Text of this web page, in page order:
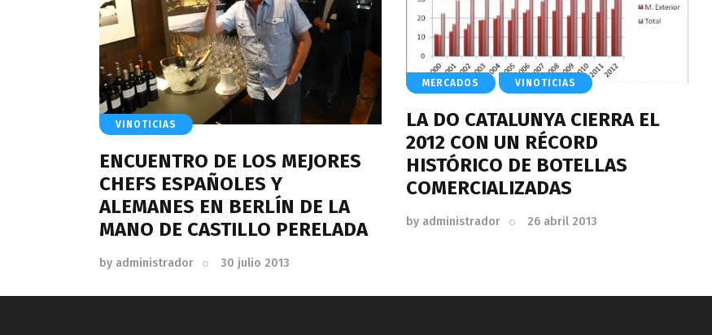
VINOTICIAS
ENCUENTRO DE LOS MEJORES
CHEFS ESPAÑOLES Y
ALEMANES EN BERLÍN DE LA
MANO DE CASTILLO PERELADA
by administrador 30 julio 2013
MERCADOS VINOTICIAS
LA DO CATALUNYA CIERRA EL
2012 CON UN RÉCORD
HISTÓRICO DE BOTELLAS
COMERCIALIZADAS
by administrador 26 abril 2013